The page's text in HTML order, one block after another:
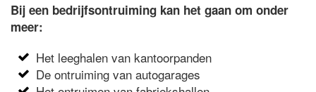
Bij een bedrijfsontruiming kan het gaan om onder
meer:
Het leeghalen van kantoorpanden
De ontruiming van autogarages